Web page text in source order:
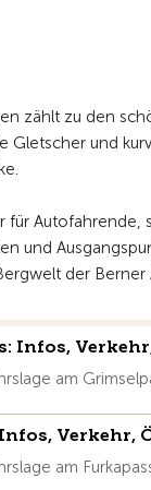
zählt zu den
und
für
und
der Berner
Infos,
am
Verkehr,
am